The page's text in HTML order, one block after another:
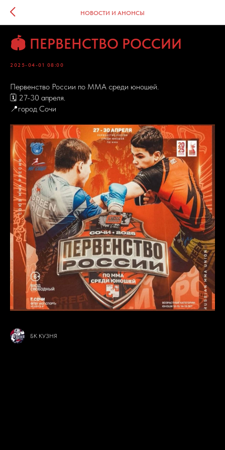
НОВОСТИ И АНОНСЫ
🏟️ ПЕРВЕНСТВО РОССИИ
2025-04-01 08:00
Первенство России по ММА среди юношей.
🗓 27-30 апреля.
📍город Сочи
БК КУЗНЯ